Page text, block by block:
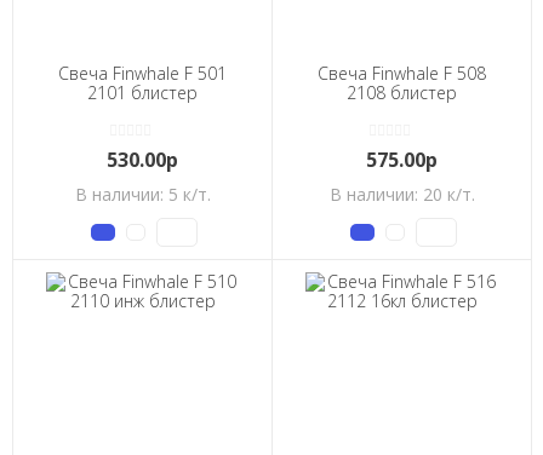
Свеча Finwhale F 501
2101 блистер
530.00р
В наличии: 5 к/т.
Свеча Finwhale F 508
2108 блистер
575.00р
В наличии: 20 к/т.